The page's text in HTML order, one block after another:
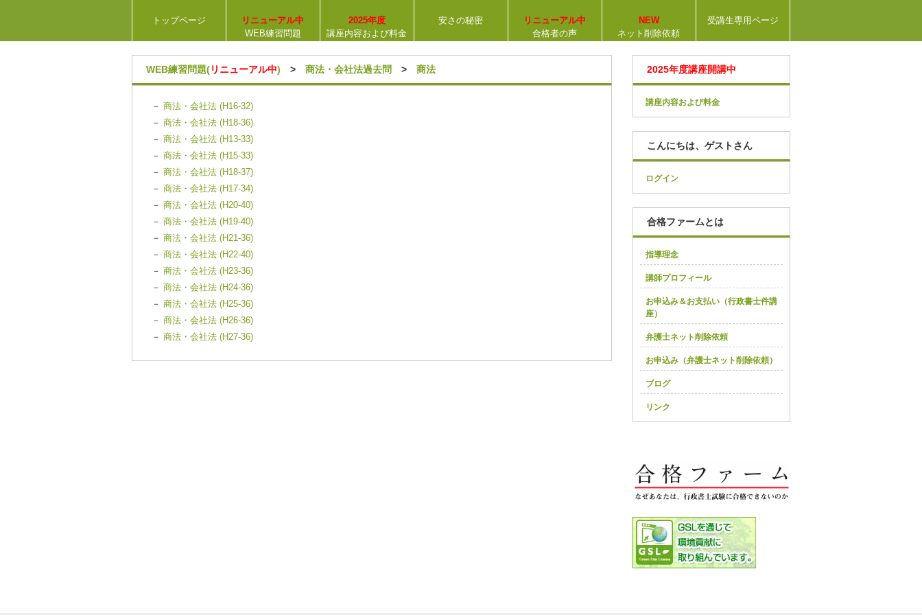
トップページ
リニューアル中
WEB練習問題
2025年度
講座内容および料金
安さの秘密
リニューアル中
合格者の声
NEW
ネット削除依頼
受講生専用ページ
WEB練習問題(リニューアル中) > 商法・会社法過去問 > 商法
－ 商法・会社法 (H16-32)
－ 商法・会社法 (H18-36)
－ 商法・会社法 (H13-33)
－ 商法・会社法 (H15-33)
－ 商法・会社法 (H18-37)
－ 商法・会社法 (H17-34)
－ 商法・会社法 (H20-40)
－ 商法・会社法 (H19-40)
－ 商法・会社法 (H21-36)
－ 商法・会社法 (H22-40)
－ 商法・会社法 (H23-36)
－ 商法・会社法 (H24-36)
－ 商法・会社法 (H25-36)
－ 商法・会社法 (H26-36)
－ 商法・会社法 (H27-36)
2025年度講座開講中
講座内容および料金
こんにちは、ゲストさん
ログイン
合格ファームとは
指導理念
講師プロフィール
お申込み＆お支払い（行政書士件講
座）
弁護士ネット削除依頼
お申込み（弁護士ネット削除依頼）
ブログ
リンク